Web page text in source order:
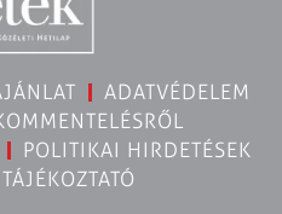
ADATVÉDELEM
POLITIKAI HIRDETÉSEK